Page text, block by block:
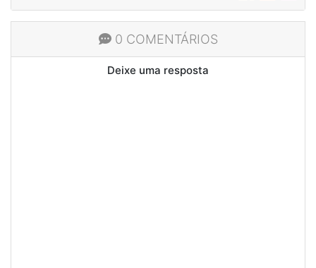
0 COMENTÁRIOS
Deixe uma resposta